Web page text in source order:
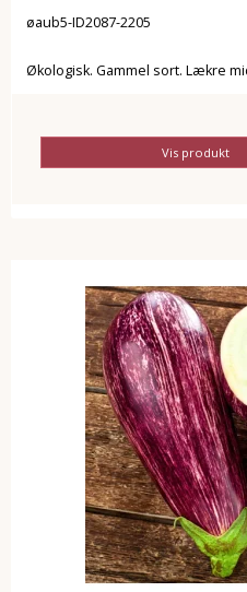
øaub5-ID2087-2205
Økologisk. Gammel sort. Lækre
Vis produkt